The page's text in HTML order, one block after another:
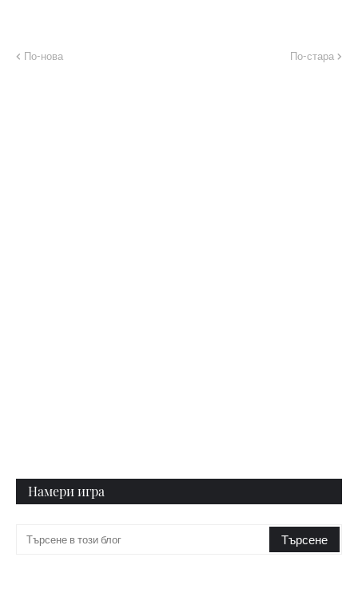
По-нова По-стара
Намери игра